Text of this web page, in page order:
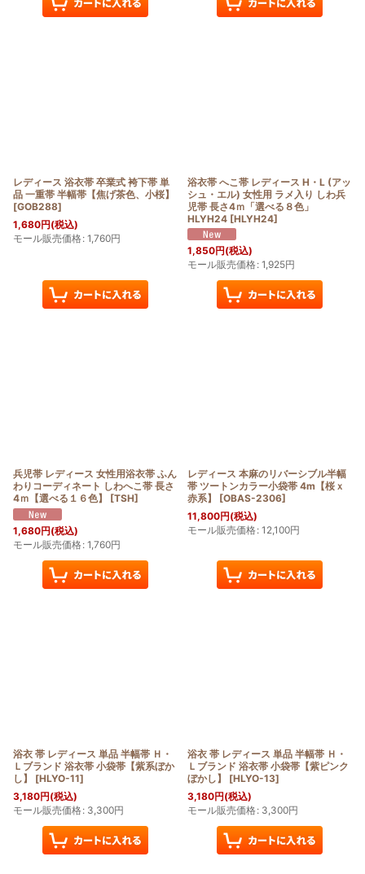
レディース 浴衣帯 卒業式 袴下帯 単
品 一重帯 半幅帯【焦げ茶色、小桜】
[GOB288]
1,680円(税込)
モール販売価格: 1,760円
浴衣帯 へこ帯 レディース H・L (アッ
シュ・エル) 女性用 ラメ入り しわ兵
児帯 長さ4ｍ「選べる８色」
HLYH24 [HLYH24]
1,850円(税込)
モール販売価格: 1,925円
兵児帯 レディース 女性用浴衣帯 ふん
わりコーディネート しわへこ帯 長さ
4ｍ【選べる１６色】
[TSH]
1,680円(税込)
モール販売価格: 1,760円
レディース 本麻のリバーシブル半幅
帯 ツートンカラー小袋帯 4m【桜ｘ
赤系】
[OBAS-2306]
11,800円(税込)
モール販売価格: 12,100円
浴衣 帯 レディース 単品 半幅帯 Ｈ・
Ｌブランド 浴衣帯 小袋帯【紫系ぼか
し】
[HLYO-11]
3,180円(税込)
モール販売価格: 3,300円
浴衣 帯 レディース 単品 半幅帯 Ｈ・
Ｌブランド 浴衣帯 小袋帯【紫ピンク
ぼかし】
[HLYO-13]
3,180円(税込)
モール販売価格: 3,300円